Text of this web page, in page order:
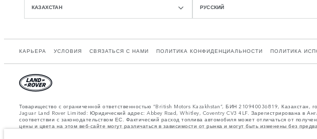
КАЗАХСТАН РУССКИЙ
КАРЬЕРА УСЛОВИЯ СВЯЗАТЬСЯ С НАМИ ПОЛИТИКА КОНФИДЕНЦИАЛЬНОСТИ ПОЛИТИКА
Товарищество с ограниченной ответственностью “British Motors Kazakhstan”, БИН 210940036819,
Jaguar Land Rover Limited: Юридический адрес: Abbey Road, Whitley, Coventry CV3 4LF. Зарегистрирована в
соответствии с законодательством ЕС. Фактический расход топлива автомобиля может отличаться от
цены и цвета на этом веб-сайте могут различаться в зависимости от рынка и могут быть изменены без